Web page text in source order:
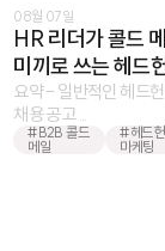
08월 07일
HR 리더가 콜드
미끼로 쓰는 헤드
요약 - 일반적인 헤드
채용 공고 ...
#B2B 콜드
메일
#헤드
마케팅